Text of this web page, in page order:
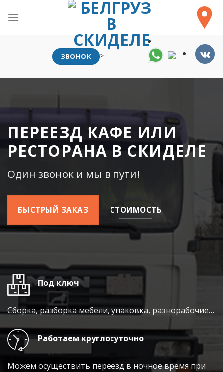
ЗВОНОК >
ПЕРЕЕЗД КАФЕ ИЛИ
РЕСТОРАНА В СКИДЕЛЕ
Один звонок и мы в пути!
БЫСТРЫЙ ЗАКАЗ СТОИМОСТЬ
Под ключ
Сборка, разборка мебели, упаковка, разнорабочие…
Работаем круглосуточно
Можем осуществить переезд в ночное время при